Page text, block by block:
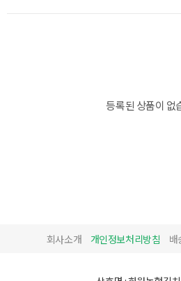
등록된 상품이 없
회사소개 개인정보처리방침 배